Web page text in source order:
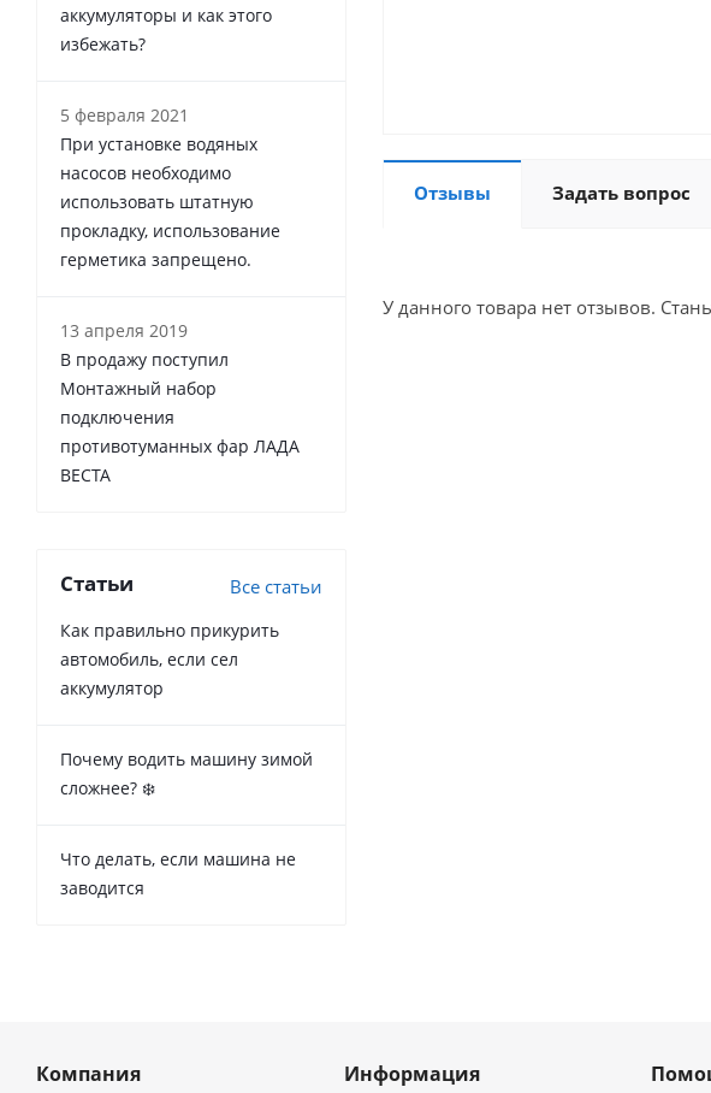
Отзывы Задать вопрос
У данного товара нет отзывов.
аккумуляторы и как этого
избежать?
5 февраля 2021
При установке водяных
насосов необходимо
использовать штатную
прокладку, использование
герметика запрещено.
13 апреля 2019
В продажу поступил
Монтажный набор
подключения
противотуманных фар ЛАДА
ВЕСТА
Статьи Все статьи
Как правильно прикурить
автомобиль, если сел
аккумулятор
Почему водить машину зимой
сложнее? ❄️
Что делать, если машина не
заводится
Компания Информация